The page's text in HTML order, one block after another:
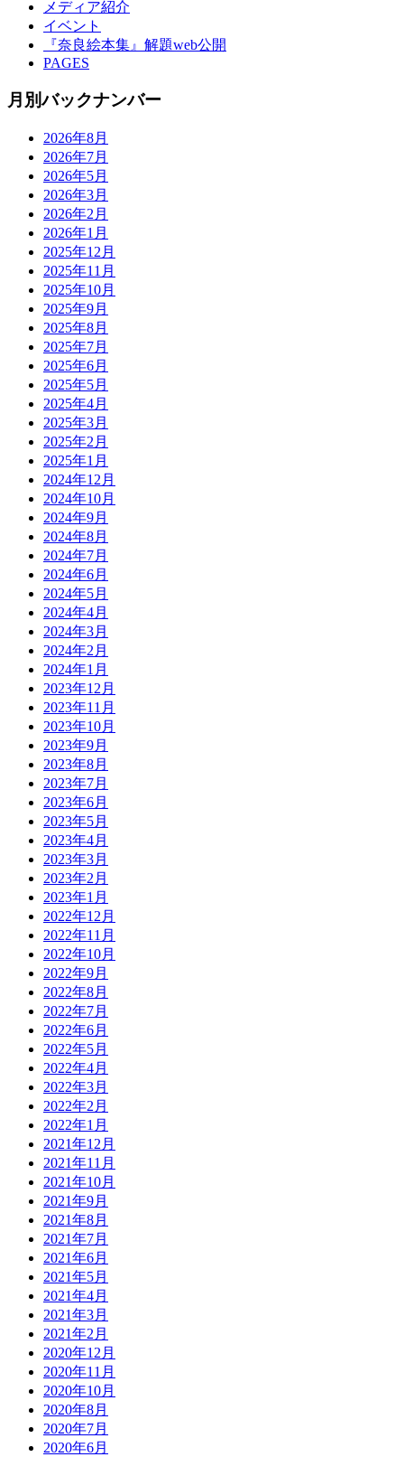
メディア紹介
イベント
『奈良絵本集』解題web公開
PAGES
月別バックナンバー
2026年8月
2026年7月
2026年5月
2026年3月
2026年2月
2026年1月
2025年12月
2025年11月
2025年10月
2025年9月
2025年8月
2025年7月
2025年6月
2025年5月
2025年4月
2025年3月
2025年2月
2025年1月
2024年12月
2024年10月
2024年9月
2024年8月
2024年7月
2024年6月
2024年5月
2024年4月
2024年3月
2024年2月
2024年1月
2023年12月
2023年11月
2023年10月
2023年9月
2023年8月
2023年7月
2023年6月
2023年5月
2023年4月
2023年3月
2023年2月
2023年1月
2022年12月
2022年11月
2022年10月
2022年9月
2022年8月
2022年7月
2022年6月
2022年5月
2022年4月
2022年3月
2022年2月
2022年1月
2021年12月
2021年11月
2021年10月
2021年9月
2021年8月
2021年7月
2021年6月
2021年5月
2021年4月
2021年3月
2021年2月
2020年12月
2020年11月
2020年10月
2020年8月
2020年7月
2020年6月